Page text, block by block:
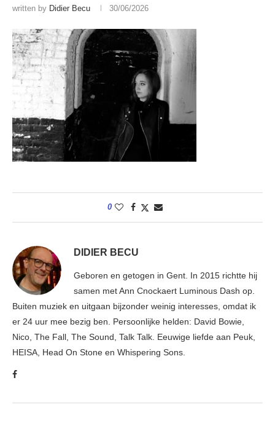
written by Didier Becu 30/06/2026
0
DIDIER BECU
Geboren en getogen in Gent. In 2015 richtte hij
samen met Ann Cnockaert Luminous Dash op.
Buiten muziek en uitgaan bijzonder weinig interesses, omdat ik
er 24 uur mee bezig ben. Persoonlijke helden: David Bowie,
Nico, The Fall, The Sound, Talk Talk. Eeuwige liefde aan Peuk,
HEISA, Head On Stone en Whispering Sons.